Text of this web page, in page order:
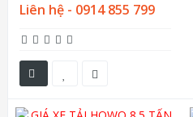
Liên hệ - 0914 855 799